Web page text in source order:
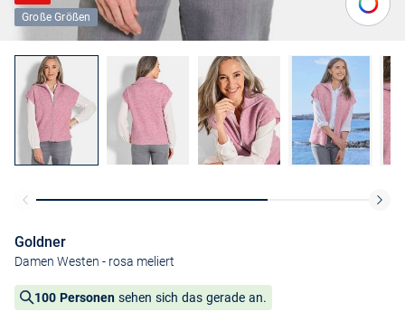
Große Größen
Goldner
Damen Westen - rosa meliert
100 Personen sehen sich das gerade an.